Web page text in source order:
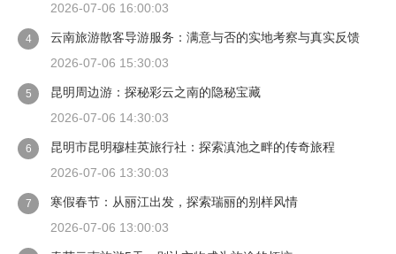
2026-07-06 16:00:03
4
云南旅游散客导游服务：满意与否的实地考察与真实反馈
2026-07-06 15:30:03
5
昆明周边游：探秘彩云之南的隐秘宝藏
2026-07-06 14:30:03
6
昆明市昆明穆桂英旅行社：探索滇池之畔的传奇旅程
2026-07-06 13:30:03
7
寒假春节：从丽江出发，探索瑞丽的别样风情
2026-07-06 13:00:03